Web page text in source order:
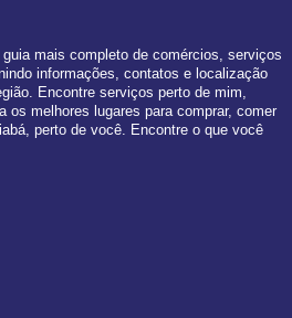
mais completo de comércios, serviços
informações, contatos e localização
Encontre serviços perto de mim,
os melhores lugares para comprar, comer
perto de você. Encontre o que você